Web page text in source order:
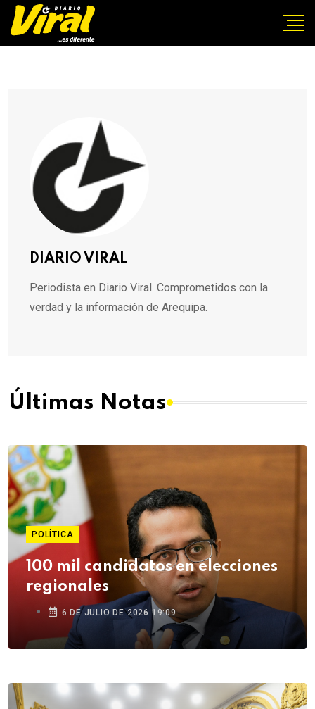
DIARIO VIRAL
Periodista en Diario Viral. Comprometidos con la
verdad y la información de Arequipa.
Últimas Notas
POLÍTICA
100 mil candidatos en elecciones
regionales
6 DE JULIO DE 2026 19:09